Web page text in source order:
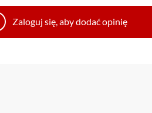
Zaloguj się, aby dodać opinię